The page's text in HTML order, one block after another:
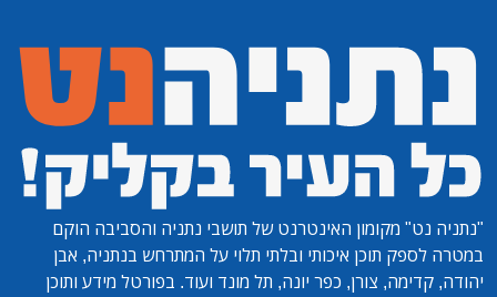
"נתניה נט" מקומון האינטרנט של תושבי נתניה והסביבה הוקם
במטרה לספק תוכן איכותי ובלתי תלוי על המתרחש בנתניה, אבן
יהודה, קדימה, צורן, כפר יונה, תל מונד ועוד. בפורטל מידע ותוכן